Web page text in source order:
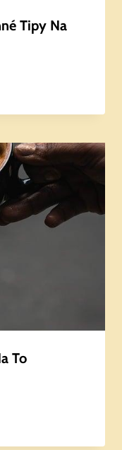
Tipy Na
To